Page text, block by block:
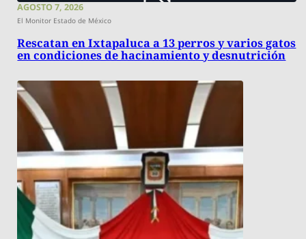
AGOSTO 7, 2026
El Monitor Estado de México
Rescatan en Ixtapaluca a 13 perros y varios gatos
en condiciones de hacinamiento y desnutrición